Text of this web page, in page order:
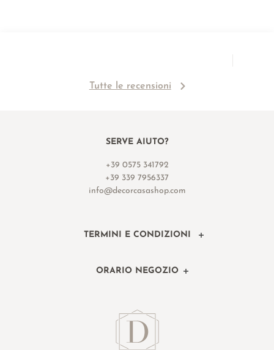
Tutte le recensioni
SERVE AIUTO?
+39 0575 341792
+39 339 7956337
info@decorcasashop.com
TERMINI E CONDIZIONI
ORARIO NEGOZIO